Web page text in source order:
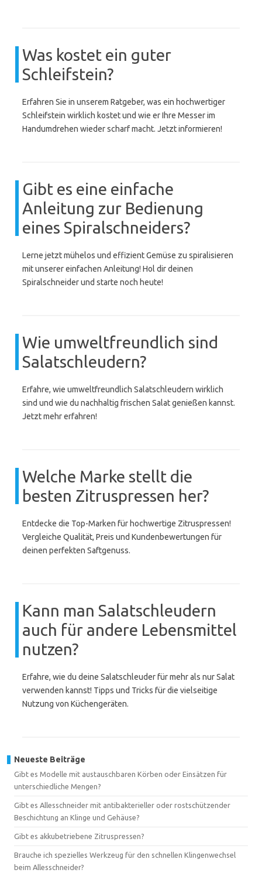
Was kostet ein guter
Schleifstein?
Erfahren Sie in unserem Ratgeber, was ein hochwertiger
Schleifstein wirklich kostet und wie er Ihre Messer im
Handumdrehen wieder scharf macht. Jetzt informieren!
Gibt es eine einfache
Anleitung zur Bedienung
eines Spiralschneiders?
Lerne jetzt mühelos und effizient Gemüse zu spiralisieren
mit unserer einfachen Anleitung! Hol dir deinen
Spiralschneider und starte noch heute!
Wie umweltfreundlich sind
Salatschleudern?
Erfahre, wie umweltfreundlich Salatschleudern wirklich
sind und wie du nachhaltig frischen Salat genießen kannst.
Jetzt mehr erfahren!
Welche Marke stellt die
besten Zitruspressen her?
Entdecke die Top-Marken für hochwertige Zitruspressen!
Vergleiche Qualität, Preis und Kundenbewertungen für
deinen perfekten Saftgenuss.
Kann man Salatschleudern
auch für andere Lebensmittel
nutzen?
Erfahre, wie du deine Salatschleuder für mehr als nur Salat
verwenden kannst! Tipps und Tricks für die vielseitige
Nutzung von Küchengeräten.
Neueste Beiträge
Gibt es Modelle mit austauschbaren Körben oder Einsätzen für
unterschiedliche Mengen?
Gibt es Allesschneider mit antibakterieller oder rostschützender
Beschichtung an Klinge und Gehäuse?
Gibt es akkubetriebene Zitruspressen?
Brauche ich spezielles Werkzeug für den schnellen Klingenwechsel
beim Allesschneider?